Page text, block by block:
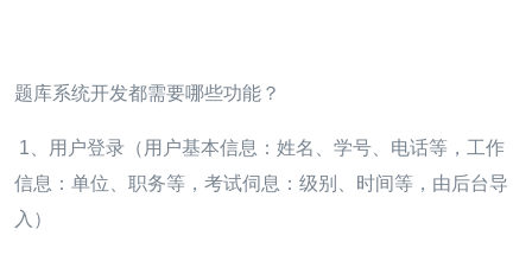
题库系统开发都需要哪些功能？
1、用户登录 （用户基本信息：姓名、学号、电话等，工作
信息：单位、职务等，考试伺息：级别、时间等，由后台导
入）